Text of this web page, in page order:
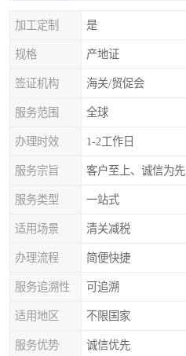
加工定制 是
规格 产地证
签证机构 海关/贸促会
服务范围 全球
办理时效 1-2工作日
服务宗旨 客户至上、诚信为先
服务类型 一站式
适用场景 清关减税
办理流程 简便快捷
服务追溯性 可追溯
适用地区 不限国家
服务优势 诚信优先